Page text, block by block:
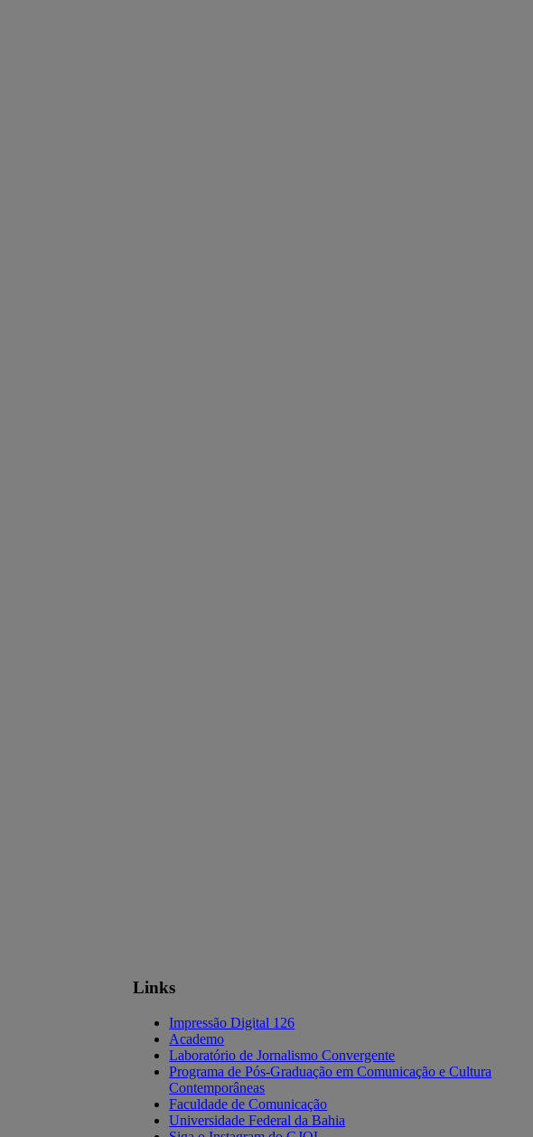
Links
Impressão Digital 126
Academo
Laboratório de Jornalismo Convergente
Programa de Pós-Graduação em Comunicação e Cultura
Contemporâneas
Faculdade de Comunicação
Universidade Federal da Bahia